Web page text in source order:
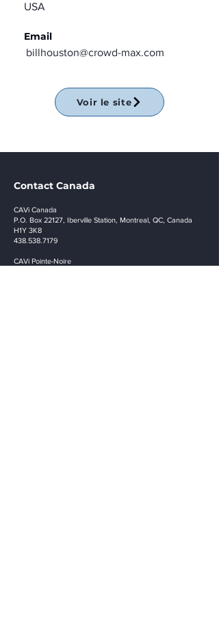
USA
Email
billhouston@crowd-max.com
Voir le site
Contact Canada
CAVi Canada
P.O. Box 22127, Iberville Station, Montreal, QC, Canada
H1Y 3K8
438.538.7179
CAVi Pointe-Noire